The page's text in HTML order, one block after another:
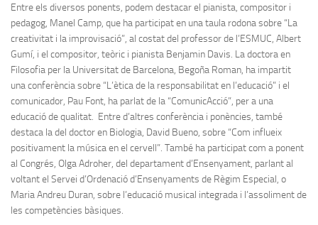
Entre els diversos ponents, podem destacar el pianista, compositor i
pedagog, Manel Camp, que ha participat en una taula rodona sobre “La
creativitat i la improvisació”, al costat del professor de l’ESMUC, Albert
Gumí, i el compositor, teòric i pianista Benjamin Davis. La doctora en
Filosofia per la Universitat de Barcelona, Begoña Roman, ha impartit
una conferència sobre “L’ètica de la responsabilitat en l’educació” i el
comunicador, Pau Font, ha parlat de la “ComunicAcció”, per a una
educació de qualitat. Entre d’altres conferència i ponències, també
destaca la del doctor en Biologia, David Bueno, sobre “Com influeix
positivament la música en el cervell”. També ha participat com a ponent
al Congrés, Olga Adroher, del departament d’Ensenyament, parlant al
voltant el Servei d’Ordenació d’Ensenyaments de Règim Especial, o
Maria Andreu Duran, sobre l’educació musical integrada i l’assoliment de
les competències bàsiques.